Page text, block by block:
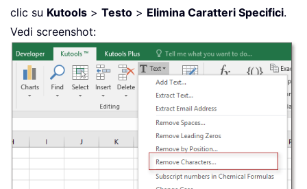
clic su Kutools > Testo > Elimina Caratteri Specifici.
Vedi screenshot: